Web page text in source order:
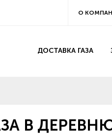
О
ДОСТАВКА ГАЗА
В